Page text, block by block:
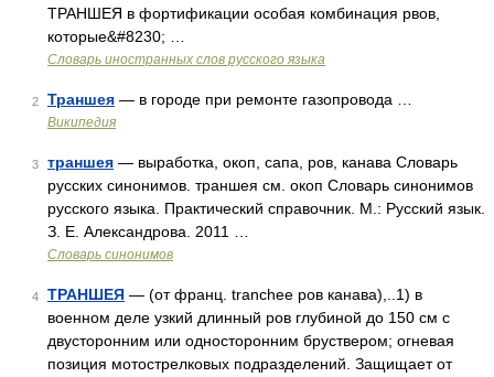
ТРАНШЕЯ в фортификации особая комбинация рвов,
которые&#8230; …
Словарь иностранных слов русского языка
2 Траншея — в городе при ремонте газопровода …
Википедия
3 траншея — выработка, окоп, сапа, ров, канава Словарь
русских синонимов. траншея см. окоп Словарь синонимов
русского языка. Практический справочник. М.: Русский язык.
З. Е. Александрова. 2011 …
Словарь синонимов
4 ТРАНШЕЯ — (от франц. tranchee ров канава),..1) в
военном деле узкий длинный ров глубиной до 150 см с
двусторонним или односторонним бруствером; огневая
позиция мотострелковых подразделений. Защищает от